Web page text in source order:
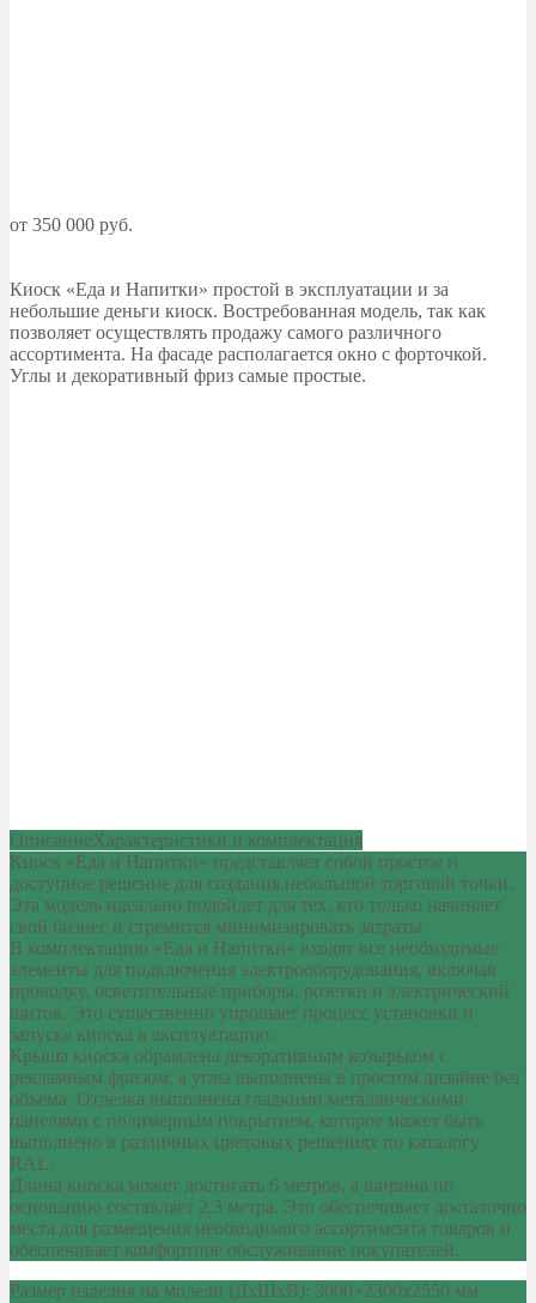
от 350 000 руб.
Киоск «Еда и Напитки» простой в эксплуатации и за
небольшие деньги киоск. Востребованная модель, так как
позволяет осуществлять продажу самого различного
ассортимента. На фасаде располагается окно с форточкой.
Углы и декоративный фриз самые простые.
ОписаниеХарактеристики и комплектация
Киоск «Еда и Напитки» представляет собой простое и
доступное решение для создания небольшой торговой точки.
Эта модель идеально подойдет для тех, кто только начинает
свой бизнес и стремится минимизировать затраты.
В комплектацию «Еда и Напитки» входят все необходимые
элементы для подключения электрооборудования, включая
проводку, осветительные приборы, розетки и электрический
щиток. Это существенно упрощает процесс установки и
запуска киоска в эксплуатацию.
Крыша киоска обрамлена декоративным козырьком с
рекламным фризом, а углы выполнены в простом дизайне без
объема. Отделка выполнена гладкими металлическими
панелями с полимерным покрытием, которое может быть
выполнено в различных цветовых решениях по каталогу
RAL.
Длина киоска может достигать 6 метров, а ширина по
основанию составляет 2,3 метра. Это обеспечивает достаточно
места для размещения необходимого ассортимента товаров и
обеспечивает комфортное обслуживание покупателей.
Размер изделия на модели (ДхШхВ): 3000×2300х2550 мм